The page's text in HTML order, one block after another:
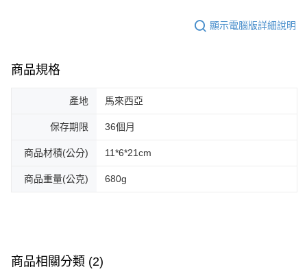
顯示電腦版詳細說明
商品規格
產地 馬來西亞
保存期限 36個月
商品材積(公分) 11*6*21cm
商品重量(公克) 680g
商品相關分類 (2)